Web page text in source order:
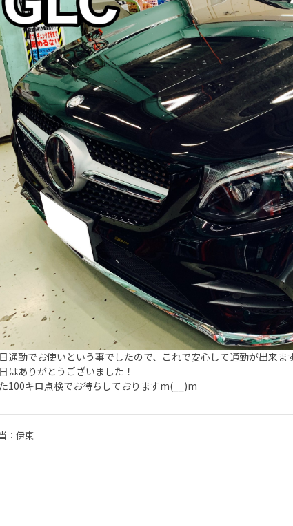
通勤でお使いという事でしたので、これで安心して通勤が出来ま
はありがとうございました！
100キロ点検でお待ちしておりますm(__)m
：伊東